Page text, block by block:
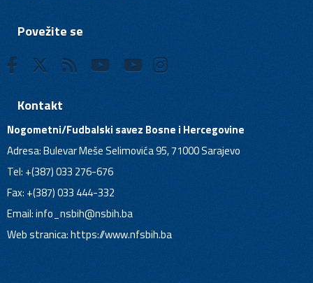
Povežite se
Kontakt
Nogometni/Fudbalski savez Bosne i Hercegovine
Adresa: Bulevar Meše Selimovića 95, 71000 Sarajevo
Tel: +(387) 033 276-676
Fax: +(387) 033 444-332
Email:info_nsbih@nsbih.ba
Web stranica: https://www.nfsbih.ba